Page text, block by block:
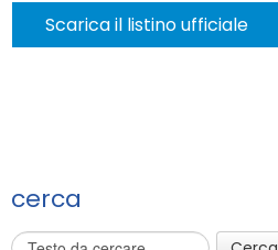
Scarica il listino ufficiale
cerca